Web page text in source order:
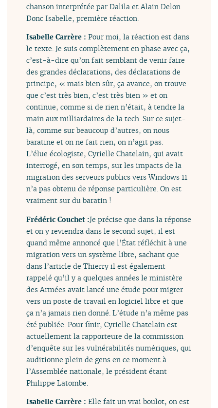
chanson interprétée par Dalila et Alain Delon.
Donc Isabelle, première réaction.
Isabelle Carrère :Pour moi, la réaction est dans
le texte. Je suis complètement en phase avec ça,
c’est-à-dire qu’on fait semblant de venir faire
des grandes déclarations, des déclarations de
principe, « mais bien sûr, ça avance, on trouve
que c’est très bien, c’est très bien » et on
continue, comme si de rien n’était, à tendre la
main aux milliardaires de la tech. Sur ce sujet-
là, comme sur beaucoup d’autres, on nous
baratine et on ne fait rien, on n’agit pas.
L’élue écologiste, Cyrielle Chatelain, qui avait
interrogé, en son temps, sur les impacts de la
migration des serveurs publics vers Windows 11
n’a pas obtenu de réponse particulière. On est
vraiment sur du baratin !
Frédéric Couchet :Je précise que dans la réponse
et on y reviendra dans le second sujet, il est
quand même annoncé que l’État réfléchit à une
migration vers un système libre, sachant que
dans l’article de Thierry il est également
rappelé qu’il y a quelques années le ministère
des Armées avait lancé une étude pour migrer
vers un poste de travail en logiciel libre et que
ça n’a jamais rien donné. L’étude n’a même pas
été publiée. Pour finir, Cyrielle Chatelain est
actuellement la rapporteure de la commission
d’enquête sur les vulnérabilités numériques, qui
auditionne plein de gens en ce moment à
l’Assemblée nationale, le président étant
Philippe Latombe.
Isabelle Carrère :Elle fait un vrai boulot, on est